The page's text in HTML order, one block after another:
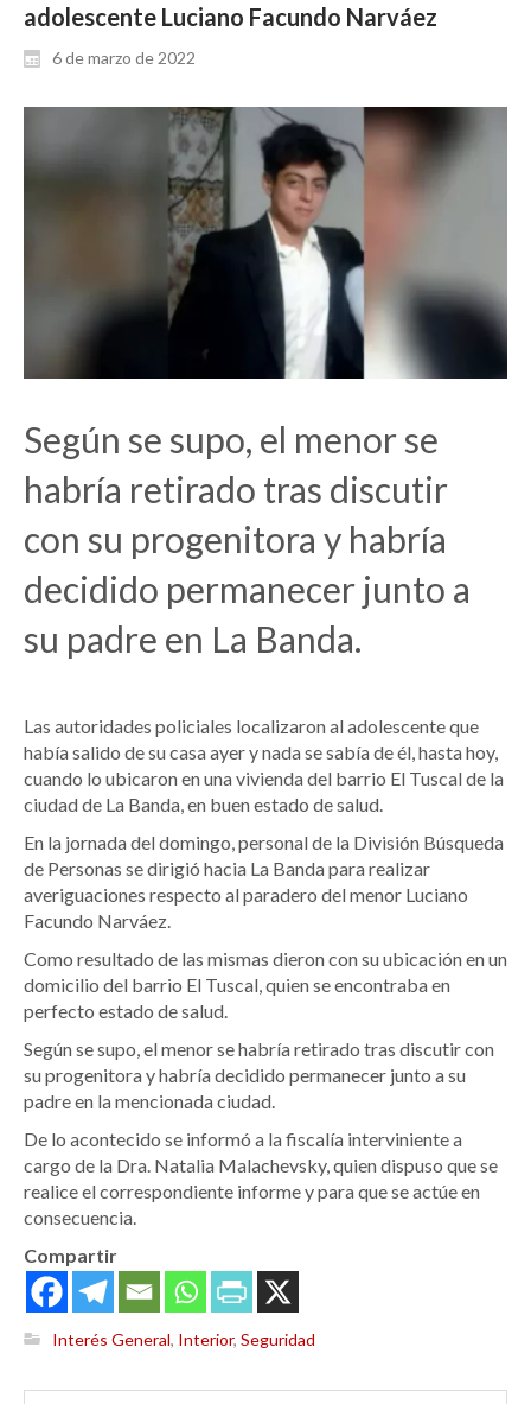
adolescente Luciano Facundo Narváez
6 de marzo de 2022
Según se supo, el menor se
habría retirado tras discutir
con su progenitora y habría
decidido permanecer junto a
su padre en La Banda.
Las autoridades policiales localizaron al adolescente que
había salido de su casa ayer y nada se sabía de él, hasta hoy,
cuando lo ubicaron en una vivienda del barrio El Tuscal de la
ciudad de La Banda, en buen estado de salud.
En la jornada del domingo, personal de la División Búsqueda
de Personas se dirigió hacia La Banda para realizar
averiguaciones respecto al paradero del menor Luciano
Facundo Narváez.
Como resultado de las mismas dieron con su ubicación en un
domicilio del barrio El Tuscal, quien se encontraba en
perfecto estado de salud.
Según se supo, el menor se habría retirado tras discutir con
su progenitora y habría decidido permanecer junto a su
padre en la mencionada ciudad.
De lo acontecido se informó a la fiscalía interviniente a
cargo de la Dra. Natalia Malachevsky, quien dispuso que se
realice el correspondiente informe y para que se actúe en
consecuencia.
Compartir
Interés General, Interior, Seguridad